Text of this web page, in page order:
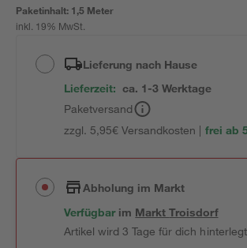
Paketinhalt: 1,5 Meter
inkl. 19% MwSt.
Lieferung nach Hause
Lieferzeit: ca. 1-3 Werktage
Paketversand
zzgl. 5,95€ Versandkosten | frei ab
Abholung im Markt
Verfügbar im MarktTroisdorf
Artikel wird 3 Tage für dich hinterlegt